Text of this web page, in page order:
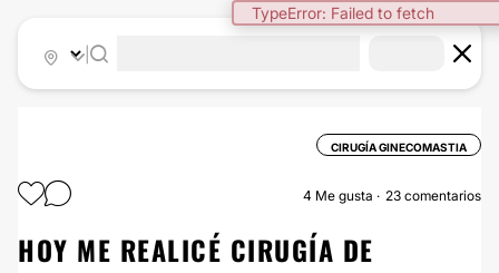
TypeError: Failed to fetch
CIRUGÍA GINECOMASTIA
4 Me gusta 23 comentarios
HOY ME REALICÉ CIRUGÍA DE